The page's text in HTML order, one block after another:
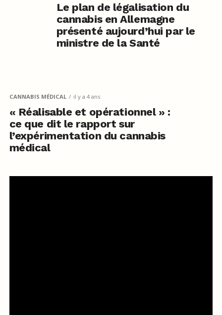
Le plan de légalisation du
cannabis en Allemagne
présenté aujourd’hui par le
ministre de la Santé
CANNABIS MÉDICAL il y a 4 ans
« Réalisable et opérationnel » :
ce que dit le rapport sur
l’expérimentation du cannabis
médical